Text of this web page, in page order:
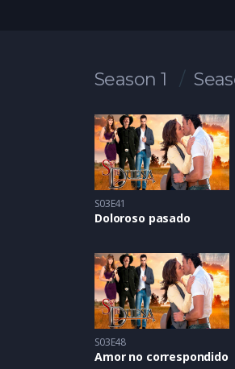
Season 1
S03E41
Doloroso pasado
S03E48
Amor no correspondido